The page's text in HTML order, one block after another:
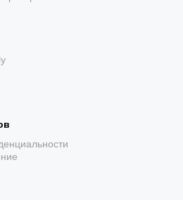
и многогазовый